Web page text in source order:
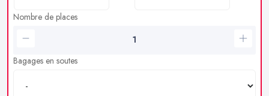
Nombre de places
Bagages en soutes